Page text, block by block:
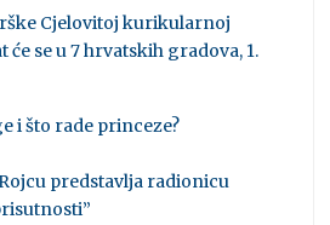
Cjelovitoj kurikularnoj
se u 7 hrvatskih gradova, 1.
i što rade princeze?
predstavlja radionicu